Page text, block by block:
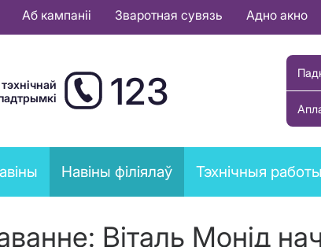
Аб кампаніі Зваротная сувязь Адно акно
123
Навіны філіялаў Тэхнічныя
Віталь Монід